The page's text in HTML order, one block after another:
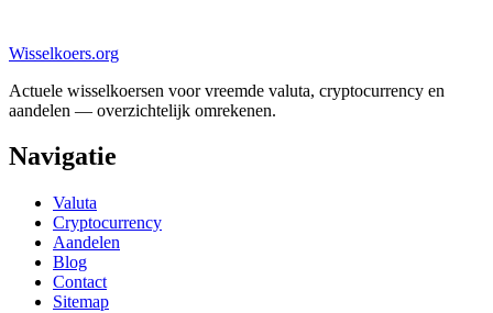
Wisselkoers.org
Actuele wisselkoersen voor vreemde valuta, cryptocurrency en
aandelen — overzichtelijk omrekenen.
Navigatie
Valuta
Cryptocurrency
Aandelen
Blog
Contact
Sitemap